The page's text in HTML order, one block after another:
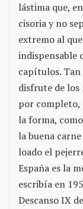
lástima que,
cisoria y no
extremo al
indispensable
capítulos. Tan
disfrute de los
por completo,
la forma,
la buena
loado el
España es la
escribía en
Descanso IX